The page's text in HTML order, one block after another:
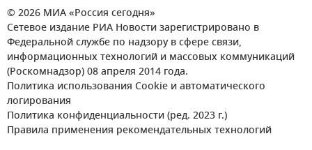
© 2026 МИА «Россия сегодня»
Сетевое издание РИА Новости зарегистрировано в
Федеральной службе по надзору в сфере связи,
информационных технологий и массовых коммуникаций
(Роскомнадзор) 08 апреля 2014 года.
Политика использования Cookie и автоматического
логирования
Политика конфиденциальности (ред. 2023 г.)
Правила применения рекомендательных технологий